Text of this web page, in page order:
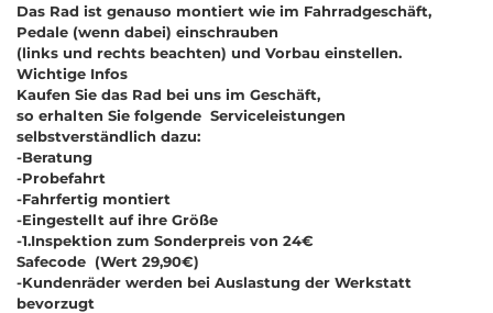
Das Rad ist genauso montiert wie im Fahrradgeschäft,
Pedale (wenn dabei) einschrauben
(links und rechts beachten) und Vorbau einstellen.
Wichtige Infos
Kaufen Sie das Rad bei uns im Geschäft,
so erhalten Sie folgende Serviceleistungen
selbstverständlich dazu:
-Beratung
-Probefahrt
-Fahrfertig montiert
-Eingestellt auf ihre Größe
-1.Inspektion zum Sonderpreis von 24€
Safecode (Wert 29,90€)
-Kundenräder werden bei Auslastung der Werkstatt
bevorzugt